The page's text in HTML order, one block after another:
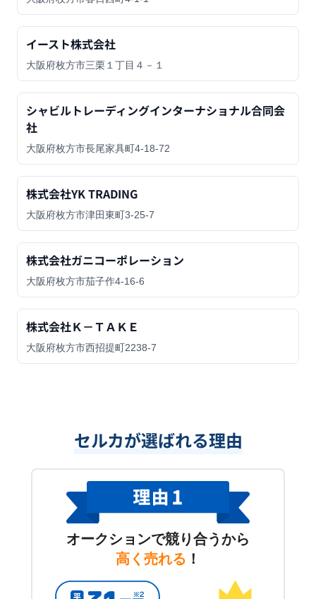
イースト株式会社
大阪府枚方市三栗１丁目４－１
シャビルトレーディングインターナショナル合同会
社
大阪府枚方市長尾家具町4-18-72
株式会社YK TRADING
大阪府枚方市津田東町3-25-7
株式会社ガニコーポレーション
大阪府枚方市茄子作4-16-6
株式会社Ｋ－ＴＡＫＥ
大阪府枚方市西招提町2238-7
セルカが選ばれる理由
オークションで競り合うから
高く売れる ！